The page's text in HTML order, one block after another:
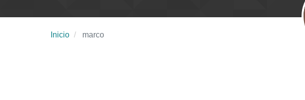
Inicio marco